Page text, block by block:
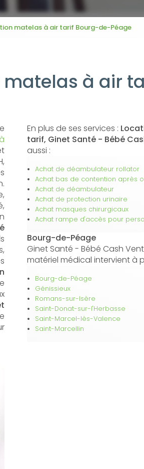
matelas à air tarif Bourg-de-Péage
matelas à air
En plus de ses services :
tarif, Ginet Santé - Bébé
aussi :
Achat de déambulateur rollator
Achat bas de contention après
Achat de déambulateur
Achat de protection urinaire
Achat masques chirurgicaux
Achat rampe d'accès pour
Bourg-de-Péage
Ginet Santé - Bébé Cash
matériel médical intervient à
Bourg-de-Péage
Génissieux
Romans-sur-Isère
Saint-Donat-sur-l'Herbasse
Saint-Marcel-lès-Valence
Saint-Marcellin